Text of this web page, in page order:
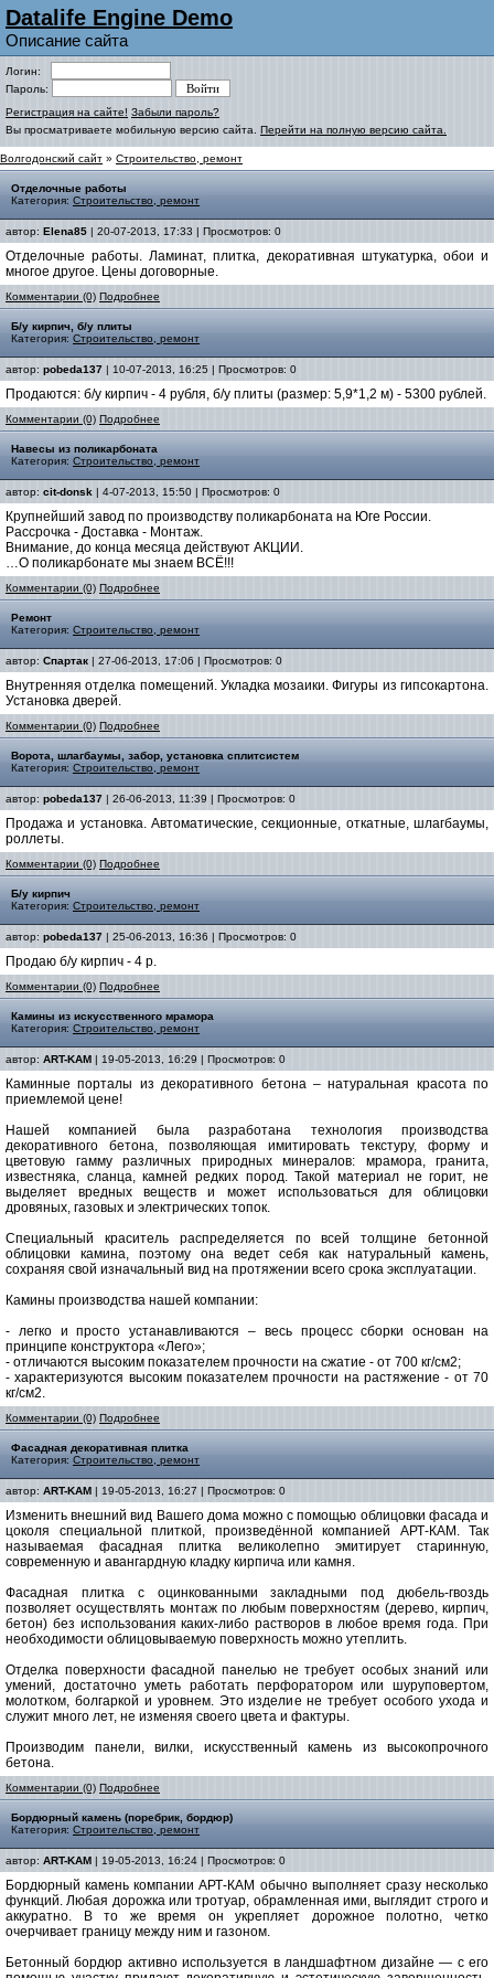
Datalife Engine Demo
Описание сайта
Логин:
Пароль:
Регистрация на сайте! Забыли пароль?
Вы просматриваете мобильную версию сайта. Перейти на полную версию сайта.
Волгодонский сайт » Строительство, ремонт
Отделочные работы
Категория: Строительство, ремонт
автор: Elena85 | 20-07-2013, 17:33 | Просмотров: 0
Отделочные работы. Ламинат, плитка, декоративная штукатурка, обои и
многое другое. Цены договорные.
Комментарии (0) Подробнее
Б/у кирпич, б/у плиты
Категория: Строительство, ремонт
автор: pobeda137 | 10-07-2013, 16:25 | Просмотров: 0
Продаются: б/у кирпич - 4 рубля, б/у плиты (размер: 5,9*1,2 м) - 5300 рублей.
Комментарии (0) Подробнее
Навесы из поликарбоната
Категория: Строительство, ремонт
автор: cit-donsk | 4-07-2013, 15:50 | Просмотров: 0
Крупнейший завод по производству поликарбоната на Юге России.
Рассрочка - Доставка - Монтаж.
Внимание, до конца месяца действуют АКЦИИ.
…О поликарбонате мы знаем ВСЁ!!!
Комментарии (0) Подробнее
Ремонт
Категория: Строительство, ремонт
автор: Спартак | 27-06-2013, 17:06 | Просмотров: 0
Внутренняя отделка помещений. Укладка мозаики. Фигуры из гипсокартона.
Установка дверей.
Комментарии (0) Подробнее
Ворота, шлагбаумы, забор, установка сплитсистем
Категория: Строительство, ремонт
автор: pobeda137 | 26-06-2013, 11:39 | Просмотров: 0
Продажа и установка. Автоматические, секционные, откатные, шлагбаумы,
роллеты.
Комментарии (0) Подробнее
Б/у кирпич
Категория: Строительство, ремонт
автор: pobeda137 | 25-06-2013, 16:36 | Просмотров: 0
Продаю б/у кирпич - 4 р.
Комментарии (0) Подробнее
Камины из искусственного мрамора
Категория: Строительство, ремонт
автор: ART-KAM | 19-05-2013, 16:29 | Просмотров: 0
Каминные порталы из декоративного бетона – натуральная красота по
приемлемой цене!
Нашей компанией была разработана технология производства
декоративного бетона, позволяющая имитировать текстуру, форму и
цветовую гамму различных природных минералов: мрамора, гранита,
известняка, сланца, камней редких пород. Такой материал не горит, не
выделяет вредных веществ и может использоваться для облицовки
дровяных, газовых и электрических топок.
Специальный краситель распределяется по всей толщине бетонной
облицовки камина, поэтому она ведет себя как натуральный камень,
сохраняя свой изначальный вид на протяжении всего срока эксплуатации.
Камины производства нашей компании:
- легко и просто устанавливаются – весь процесс сборки основан на
принципе конструктора «Лего»;
- отличаются высоким показателем прочности на сжатие - от 700 кг/см2;
- характеризуются высоким показателем прочности на растяжение - от 70
кг/см2.
Комментарии (0) Подробнее
Фасадная декоративная плитка
Категория: Строительство, ремонт
автор: ART-KAM | 19-05-2013, 16:27 | Просмотров: 0
Изменить внешний вид Вашего дома можно с помощью облицовки фасада и
цоколя специальной плиткой, произведённой компанией АРТ-КАМ. Так
называемая фасадная плитка великолепно эмитирует старинную,
современную и авангардную кладку кирпича или камня.
Фасадная плитка с оцинкованными закладными под дюбель-гвоздь
позволяет осуществлять монтаж по любым поверхностям (дерево, кирпич,
бетон) без использования каких-либо растворов в любое время года. При
необходимости облицовываемую поверхность можно утеплить.
Отделка поверхности фасадной панелью не требует особых знаний или
умений, достаточно уметь работать перфоратором или шуруповертом,
молотком, болгаркой и уровнем. Это изделие не требует особого ухода и
служит много лет, не изменяя своего цвета и фактуры.
Производим панели, вилки, искусственный камень из высокопрочного
бетона.
Комментарии (0) Подробнее
Бордюрный камень (поребрик, бордюр)
Категория: Строительство, ремонт
автор: ART-KAM | 19-05-2013, 16:24 | Просмотров: 0
Бордюрный камень компании АРТ-КАМ обычно выполняет сразу несколько
функций. Любая дорожка или тротуар, обрамленная ими, выглядит строго и
аккуратно. В то же время он укрепляет дорожное полотно, четко
очерчивает границу между ним и газоном.
Бетонный бордюр активно используется в ландшафтном дизайне — с его